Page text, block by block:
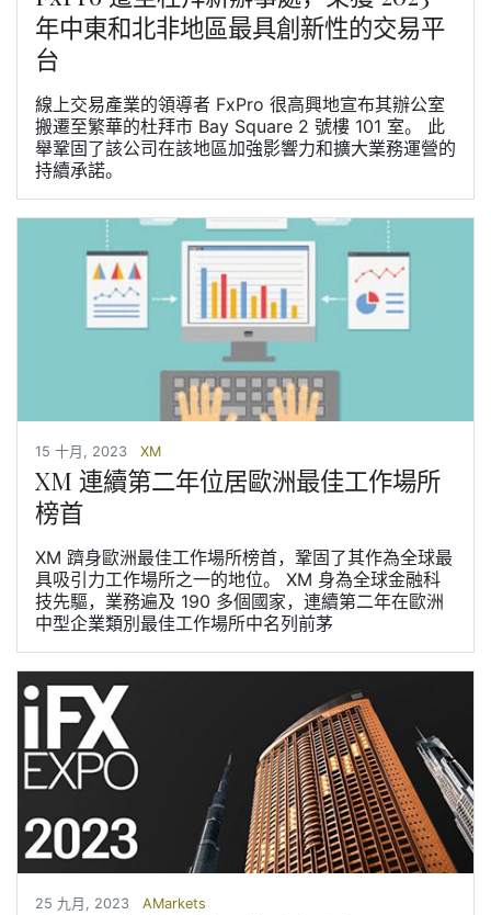
年中東和北非地區最具創新性的交易平
台
線上交易產業的領導者 FxPro 很高興地宣布其辦公室
搬遷至繁華的杜拜市 Bay Square 2 號樓 101 室。 此
舉鞏固了該公司在該地區加強影響力和擴大業務運營的
持續承諾。
15 十月, 2023 XM
XM 連續第二年位居歐洲最佳工作場所
榜首
XM 躋身歐洲最佳工作場所榜首，鞏固了其作為全球最
具吸引力工作場所之一的地位。 XM 身為全球金融科
技先驅，業務遍及 190 多個國家，連續第二年在歐洲
中型企業類別最佳工作場所中名列前茅
25 九月, 2023 AMarkets